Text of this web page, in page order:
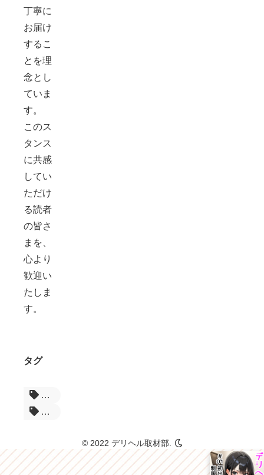
丁寧に
お届け
するこ
とを理
念とし
ていま
す。
このス
タンス
に共感
してい
ただけ
る読者
の皆さ
まを、
心より
歓迎い
たしま
す。
タグ
Yoongonji
オトナ漫画
© 2022 デリヘル取材部.